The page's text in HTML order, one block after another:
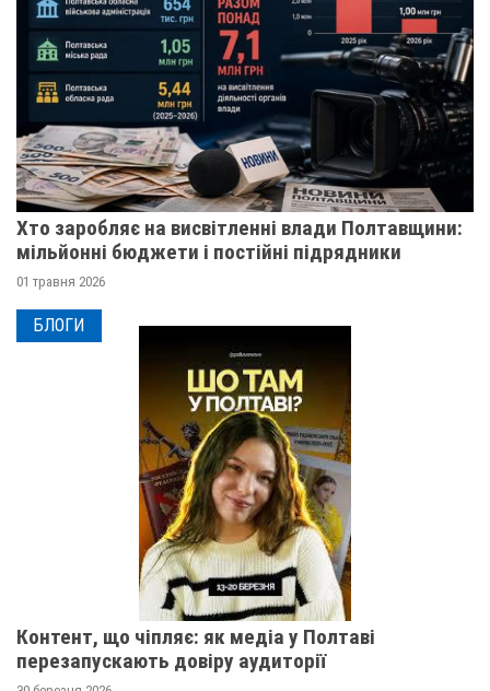
Хто заробляє на висвітленні влади Полтавщини:
мільйонні бюджети і постійні підрядники
01 травня 2026
БЛОГИ
Контент, що чіпляє: як медіа у Полтаві
перезапускають довіру аудиторії